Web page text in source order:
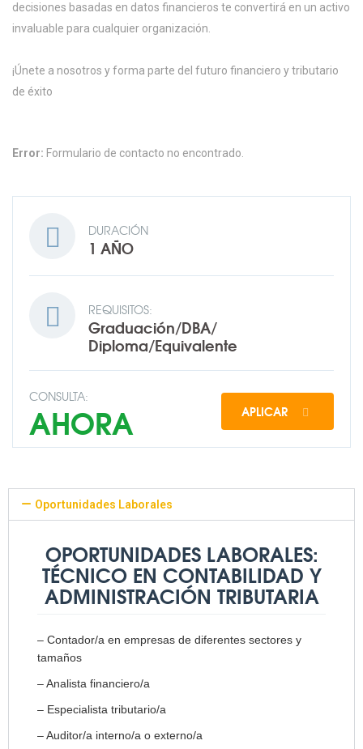
decisiones basadas en datos financieros te convertirá en un activo
invaluable para cualquier organización.
¡Únete a nosotros y forma parte del futuro financiero y tributario
de éxito
Error: Formulario de contacto no encontrado.
DURACIÓN
1 AÑO
REQUISITOS:
Graduación/DBA/
Diploma/Equivalente
CONSULTA:
AHORA APLICAR
Oportunidades Laborales
OPORTUNIDADES LABORALES:
TÉCNICO EN CONTABILIDAD Y
ADMINISTRACIÓN TRIBUTARIA
– Contador/a en empresas de diferentes sectores y
tamaños
– Analista financiero/a
– Especialista tributario/a
– Auditor/a interno/a o externo/a